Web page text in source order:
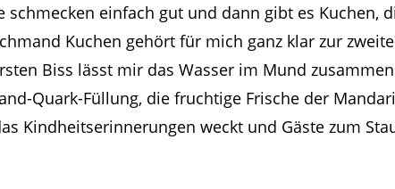
schmecken einfach gut und dann gibt es Kuchen,
Kuchen gehört für mich ganz klar zur
Biss lässt mir das Wasser im Mund
Quark-Füllung, die fruchtige Frische der
Kindheitserinnerungen weckt und Gäste zum